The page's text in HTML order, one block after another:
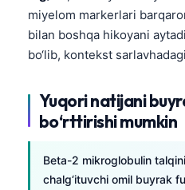
miyelom markerlari
bilan boshqa hikoyani
bo‘lib, kontekst
Yuqori natijani
bo‘rttirishi mumkin
Beta-2 mikroglobulin
chalg‘ituvchi omil buyrak